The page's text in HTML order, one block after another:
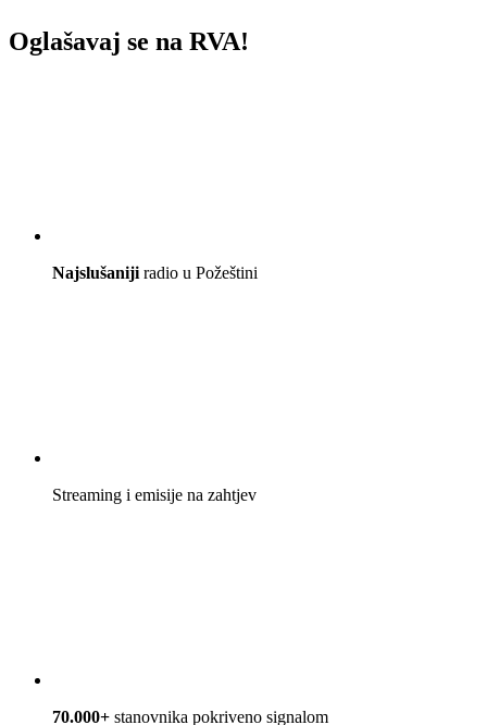
Oglašavaj se na RVA!
Najslušaniji radio u Požeštini
Streaming i emisije na zahtjev
70.000+ stanovnika pokriveno signalom